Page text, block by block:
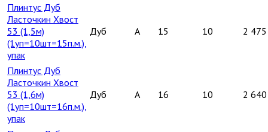
Плинтус Дуб
Ласточкин Хвост
53 (1,5м)
(1уп=10шт=15п.м.),
упак
Дуб A 15 10 2 475
Плинтус Дуб
Ласточкин Хвост
53 (1,6м)
(1уп=10шт=16п.м.),
упак
Дуб A 16 10 2 640